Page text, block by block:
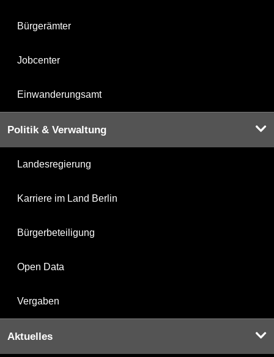
Bürgerämter
Jobcenter
Einwanderungsamt
Politik & Verwaltung
Landesregierung
Karriere im Land Berlin
Bürgerbeteiligung
Open Data
Vergaben
Aktuelles